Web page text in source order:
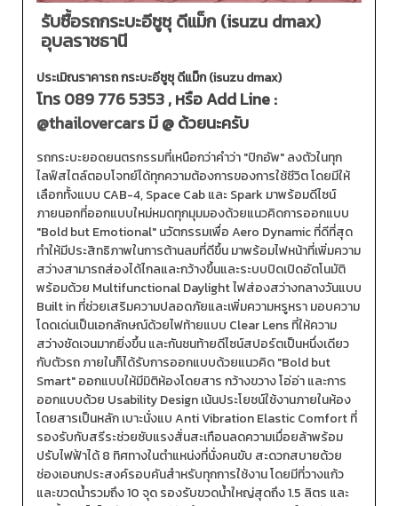
รับซื้อรถกระบะอีซูซุ ดีแม็ก (isuzu dmax)
อุบลราชธานี
ประเมิณราคารถ กระบะอีซูซุ ดีแม็ก (isuzu dmax)
โทร089 776 5353, หรือ Add Line :
@thailovercarsมี @ ด้วยนะครับ
รถกระบะยอดยนตรกรรมที่เหนือกว่าคำว่า "ปิกอัพ" ลงตัวในทุก
ไลฟ์สไตล์ตอบโจทย์ได้ทุกความต้องการของการใช้ชีวิต โดยมีให้
เลือกทั้งแบบ CAB-4, Space Cab และ Spark มาพร้อมดีไซน์
ภายนอกที่ออกแบบใหม่หมดทุกมุมมองด้วยแนวคิดการออกแบบ
"Bold but Emotional" นวัตกรรมเพื่อ Aero Dynamic ที่ดีที่สุด
ทำให้มีประสิทธิภาพในการต้านลมที่ดีขึ้น มาพร้อมไฟหน้าที่เพิ่มความ
สว่างสามารถส่องได้ไกลและกว้างขึ้นและระบบปิดเปิดอัตโนมัติ
พร้อมด้วย Multifunctional Daylight ไฟส่องสว่างกลางวันแบบ
Built in ที่ช่วยเสริมความปลอดภัยและเพิ่มความหรูหรา มอบความ
โดดเด่นเป็นเอกลักษณ์ด้วยไฟท้ายแบบ Clear Lens ที่ให้ความ
สว่างชัดเจนมากยิ่งขึ้น และกันชนท้ายดีไซน์สปอร์ตเป็นหนึ่งเดียว
กับตัวรถ ภายในก็ได้รับการออกแบบด้วยแนวคิด "Bold but
Smart" ออกแบบให้มีมิติห้องโดยสาร กว้างขวาง โอ่อ่า และการ
ออกแบบด้วย Usability Design เน้นประโยชน์ใช้งานภายในห้อง
โดยสารเป็นหลัก เบาะนั่งแบ Anti Vibration Elastic Comfort ที่
รองรับกับสรีระช่วยซับแรงสั่นสะเทือนลดความเมื่อยล้าพร้อม
ปรับไฟฟ้าได้ 8 ทิศทางในตำแหน่งที่นั่งคนขับ สะดวกสบายด้วย
ช่องเอนกประสงค์รอบคันสำหรับทุกการใช้งาน โดยมีที่วางแก้ว
และขวดน้ำรวมถึง 10 จุด รองรับขวดน้ำใหญ่สุดถึง 1.5 ลิตร และ